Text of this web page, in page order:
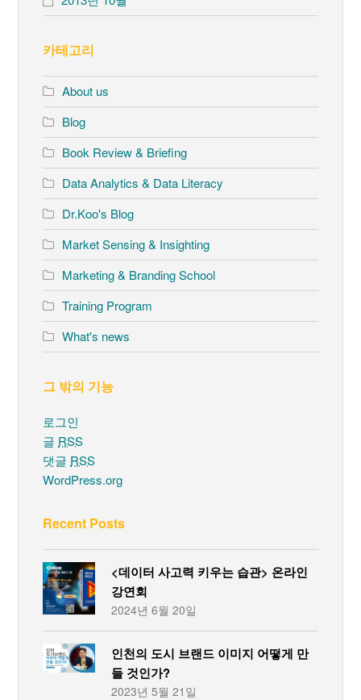
카테고리
About us
Blog
Book Review & Briefing
Data Analytics & Data Literacy
Dr.Koo's Blog
Market Sensing & Insighting
Marketing & Branding School
Training Program
What's news
그 밖의 기능
로그인
글 RSS
댓글 RSS
WordPress.org
Recent Posts
<데이터 사고력 키우는 습관> 온라인
강연회
2024년 6월 20일
인천의 도시 브랜드 이미지 어떻게 만
들 것인가?
2023년 5월 21일